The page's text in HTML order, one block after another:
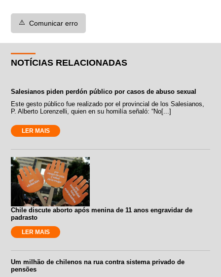
⚠️ Comunicar erro
NOTÍCIAS RELACIONADAS
Salesianos piden perdón público por casos de abuso sexual
Este gesto público fue realizado por el provincial de los Salesianos,
P. Alberto Lorenzelli, quien en su homilía señaló: “No[...]
LER MAIS
Chile discute aborto após menina de 11 anos engravidar de
padrasto
LER MAIS
Um milhão de chilenos na rua contra sistema privado de
pensões